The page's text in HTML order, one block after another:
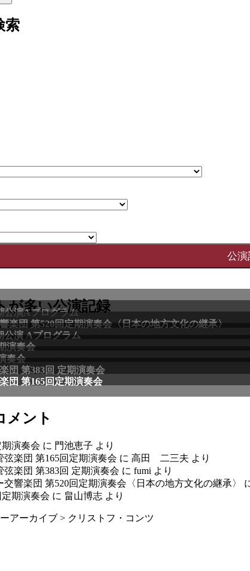
索
が多い公演記録
公演Aプログラム
楽団 第520回定期演奏会〈日本の地方文化の継承〉
公演 Aプログラム
演奏会
奏会
団 第383回 定期演奏会
団 第165回定期演奏会
メント
演奏会 に 門池恵子 より
楽団 第165回定期演奏会 に 高田 二三夫 より
楽団 第383回 定期演奏会 に fumi より
響楽団 第520回定期演奏会〈日本の地方文化の継承〉
期演奏会 に 畠山博志 より
アーカイブ > クリストフ・コンツ